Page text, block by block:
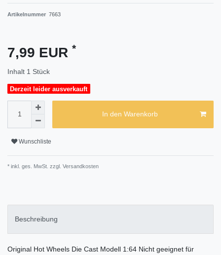
Artikelnummer 7663
7,99 EUR *
Inhalt 1 Stück
Derzeit leider ausverkauft
In den Warenkorb
Wunschliste
* inkl. ges. MwSt. zzgl. Versandkosten
Beschreibung
Original Hot Wheels Die Cast Modell 1:64 Nicht geeignet für